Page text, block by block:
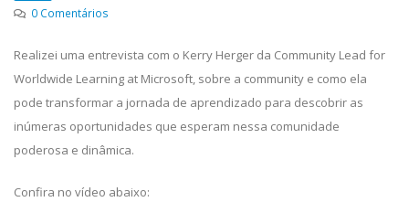
0 Comentários
Realizei uma entrevista com o Kerry Herger da Community Lead for
Worldwide Learning at Microsoft, sobre a community e como ela
pode transformar a jornada de aprendizado para descobrir as
inúmeras oportunidades que esperam nessa comunidade
poderosa e dinâmica.
Confira no vídeo abaixo: